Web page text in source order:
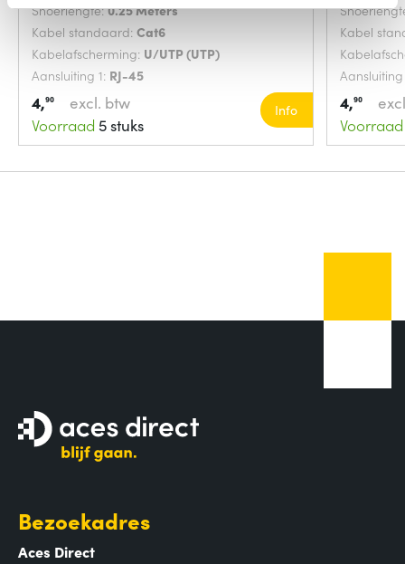
Snoerlengte:0.25 Meters
Kabel standaard: Cat6
Kabelafscherming: U/UTP (UTP)
Aansluiting 1: RJ-45
4,90
excl. btw
Voorraad 5 stuks
Info
Kabel
4,90
Voorraad
Bezoekadres
Aces Direct